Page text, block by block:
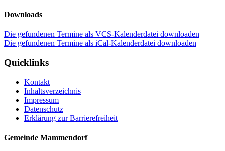
Downloads
Die gefundenen Termine als VCS-Kalenderdatei downloaden
Die gefundenen Termine als iCal-Kalenderdatei downloaden
Quicklinks
Kontakt
Inhaltsverzeichnis
Impressum
Datenschutz
Erklärung zur Barrierefreiheit
Gemeinde Mammendorf